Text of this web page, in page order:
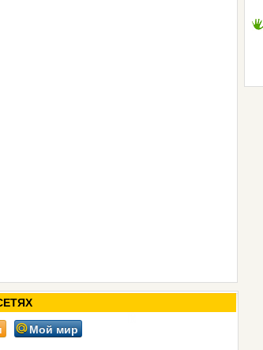
Мой мир